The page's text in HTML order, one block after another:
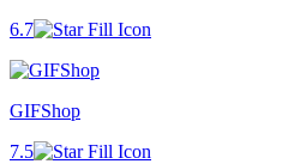
6.7
GIFShop
7.5